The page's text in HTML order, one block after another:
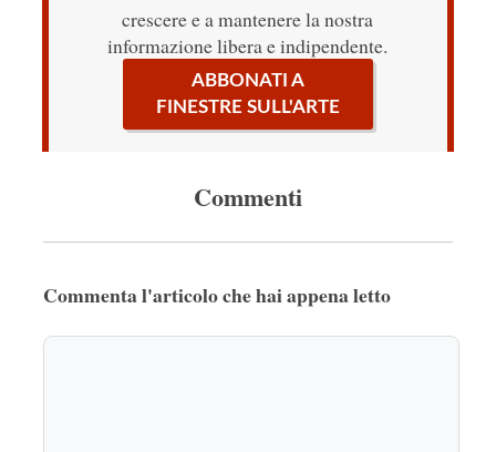
crescere e a mantenere la nostra
informazione libera e indipendente.
ABBONATI A
FINESTRE SULL'ARTE
Commenti
Commenta l'articolo che hai appena letto